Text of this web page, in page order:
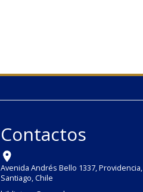
Contactos
Avenida Andrés Bello 1337, Providencia,
Santiago, Chile